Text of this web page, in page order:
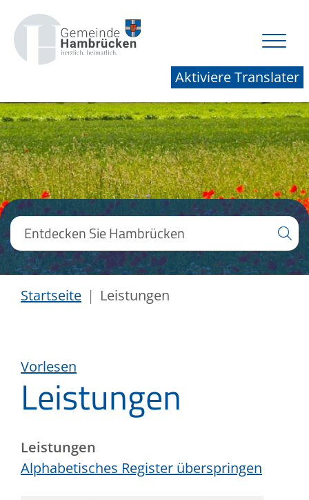
Aktiviere Translater
Startseite Leistungen
Vorlesen
Leistungen
Leistungen
Alphabetisches Register überspringen